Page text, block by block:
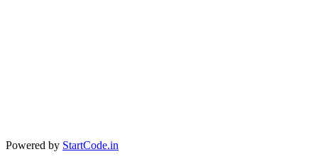
Powered by StartCode.in